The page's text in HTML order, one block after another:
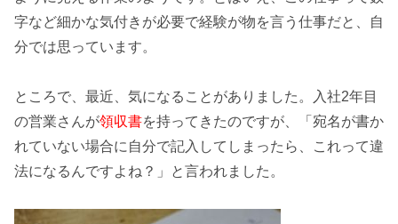
字など細かな気付きが必要で経験が物を言う仕事だと、自
分では思っています。
ところで、最近、気になることがありました。入社2年目
の営業さんが領収書を持ってきたのですが、「宛名が書か
れていない場合に 自分で記入 してしまったら、これって違
法になるんですよね？」と言われました。